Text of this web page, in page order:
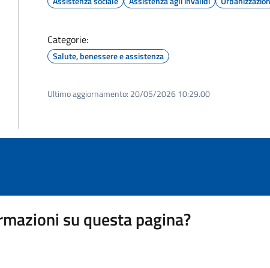
Categorie:
Salute, benessere e assistenza
Ultimo aggiornamento: 20/05/2026 10:29.00
su questa pagina?